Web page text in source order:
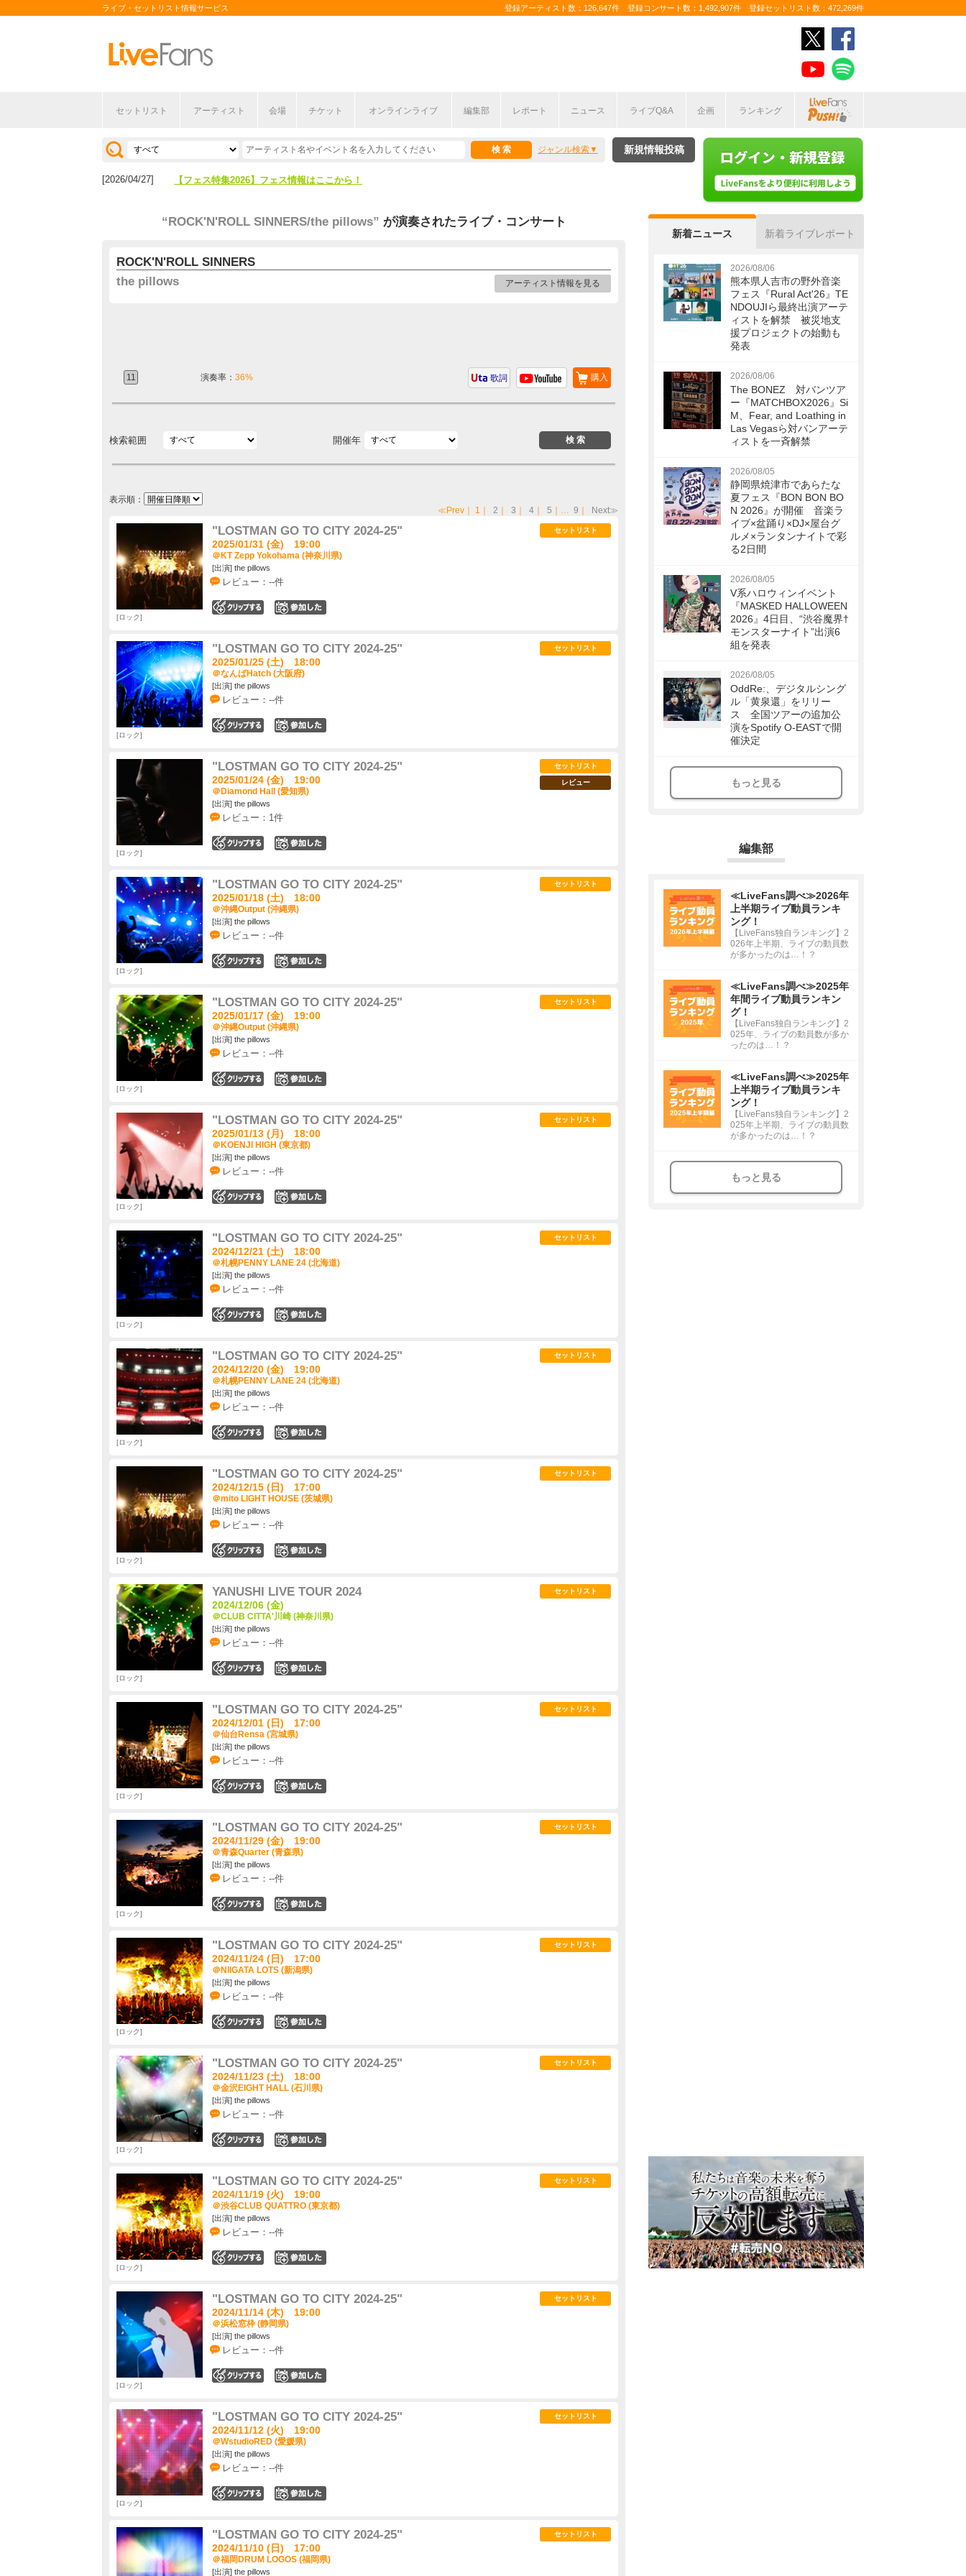
ライブ・セットリスト情報サービス 登録アーティスト数：126,647件 登録コンサート数：1,492,907件 登録セットリスト数：472,269件
セットリスト アーティスト 会場 チケット オンラインライブ 編集部 レポート ニュース ライブQ&A 企画 ランキング
ジャンル検索
[2026/07/28] 【ライブ動員ランキング】2026年上半期編発表！
[2026/04/27] 【フェス特集2026】フェス情報はここから！
新規情報投稿
“ROCK'N'ROLL SINNERS/the pillows” が演奏されたライブ・コンサート
ROCK'N'ROLL SINNERS
the pillows
アーティスト情報を見る
11 演奏率： 36% 購入
歌詞
検索範囲 開催年
表示順：
≪Prev ｜ 1 ｜ 2 ｜ 3 ｜ 4 ｜ 5 ｜… 9 ｜ Next≫
"LOSTMAN GO TO CITY 2024-25"
2025/01/31 (金) 19:00
＠KT Zepp Yokohama (神奈川県)
[出演] the pillows
レビュー：--件
セットリスト
ロック
"LOSTMAN GO TO CITY 2024-25"
2025/01/25 (土) 18:00
＠なんばHatch (大阪府)
[出演] the pillows
レビュー：--件
セットリスト
ロック
"LOSTMAN GO TO CITY 2024-25"
2025/01/24 (金) 19:00
＠Diamond Hall (愛知県)
[出演] the pillows
レビュー：1件
セットリスト
レビュー
ロック
"LOSTMAN GO TO CITY 2024-25"
2025/01/18 (土) 18:00
＠沖縄Output (沖縄県)
[出演] the pillows
レビュー：--件
セットリスト
ロック
"LOSTMAN GO TO CITY 2024-25"
2025/01/17 (金) 19:00
＠沖縄Output (沖縄県)
[出演] the pillows
レビュー：--件
セットリスト
ロック
"LOSTMAN GO TO CITY 2024-25"
2025/01/13 (月) 18:00
＠KOENJI HIGH (東京都)
[出演] the pillows
レビュー：--件
セットリスト
ロック
"LOSTMAN GO TO CITY 2024-25"
2024/12/21 (土) 18:00
＠札幌PENNY LANE 24 (北海道)
[出演] the pillows
レビュー：--件
セットリスト
ロック
"LOSTMAN GO TO CITY 2024-25"
2024/12/20 (金) 19:00
＠札幌PENNY LANE 24 (北海道)
[出演] the pillows
レビュー：--件
セットリスト
ロック
"LOSTMAN GO TO CITY 2024-25"
2024/12/15 (日) 17:00
＠mito LIGHT HOUSE (茨城県)
[出演] the pillows
レビュー：--件
セットリスト
ロック
YANUSHI LIVE TOUR 2024
2024/12/06 (金)
＠CLUB CITTA'川崎 (神奈川県)
[出演] the pillows
レビュー：--件
セットリスト
ロック
"LOSTMAN GO TO CITY 2024-25"
2024/12/01 (日) 17:00
＠仙台Rensa (宮城県)
[出演] the pillows
レビュー：--件
セットリスト
ロック
"LOSTMAN GO TO CITY 2024-25"
2024/11/29 (金) 19:00
＠青森Quarter (青森県)
[出演] the pillows
レビュー：--件
セットリスト
ロック
"LOSTMAN GO TO CITY 2024-25"
2024/11/24 (日) 17:00
＠NIIGATA LOTS (新潟県)
[出演] the pillows
レビュー：--件
セットリスト
ロック
"LOSTMAN GO TO CITY 2024-25"
2024/11/23 (土) 18:00
＠金沢EIGHT HALL (石川県)
[出演] the pillows
レビュー：--件
セットリスト
ロック
"LOSTMAN GO TO CITY 2024-25"
2024/11/19 (火) 19:00
＠渋谷CLUB QUATTRO (東京都)
[出演] the pillows
レビュー：--件
セットリスト
ロック
"LOSTMAN GO TO CITY 2024-25"
2024/11/14 (木) 19:00
＠浜松窓枠 (静岡県)
[出演] the pillows
レビュー：--件
セットリスト
ロック
"LOSTMAN GO TO CITY 2024-25"
2024/11/12 (火) 19:00
＠WstudioRED (愛媛県)
[出演] the pillows
レビュー：--件
セットリスト
ロック
"LOSTMAN GO TO CITY 2024-25"
2024/11/10 (日) 17:00
＠福岡DRUM LOGOS (福岡県)
[出演] the pillows
セットリスト
新着ニュース 新着ライブレポート
2026/08/06
熊本県人吉市の野外音楽
フェス『Rural Act'26』TE
NDOUJIら最終出演アーテ
ィストを解禁 被災地支
援プロジェクトの始動も
発表
2026/08/06
The BONEZ 対バンツア
ー『MATCHBOX2026』Si
M、Fear, and Loathing in
Las Vegasら対バンアーテ
ィストを一斉解禁
2026/08/05
静岡県焼津市であらたな
夏フェス『BON BON BO
N 2026』が開催 音楽ラ
イブ×盆踊り×DJ×屋台グ
ルメ×ランタンナイトで彩
る2日間
2026/08/05
V系ハロウィンイベント
『MASKED HALLOWEEN
2026』4日目、“渋谷魔界†
モンスターナイト”出演6
組を発表
2026/08/05
OddRe:、デジタルシング
ル「黄泉還」をリリー
ス 全国ツアーの追加公
演をSpotify O-EASTで開
催決定
もっと見る
編集部
≪LiveFans調べ≫2026年
上半期ライブ動員ランキ
ング！
【LiveFans独自ランキング】2
026年上半期、ライブの動員数
が多かったのは…！？
≪LiveFans調べ≫2025年
年間ライブ動員ランキン
グ！
【LiveFans独自ランキング】2
025年、ライブの動員数が多か
ったのは…！？
≪LiveFans調べ≫2025年
上半期ライブ動員ランキ
ング！
【LiveFans独自ランキング】2
025年上半期、ライブの動員数
が多かったのは…！？
もっと見る